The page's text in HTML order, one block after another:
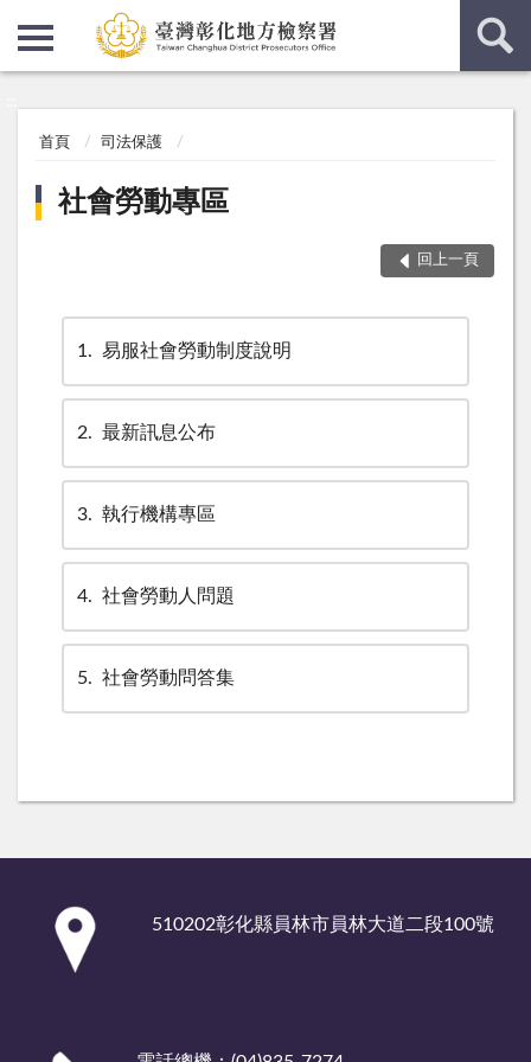
首頁 司法保護
社會勞動專區
回上一頁
1 易服社會勞動制度說明
2 最新訊息公布
3 執行機構專區
4 社會勞動人問題
5 社會勞動問答集
510202彰化縣員林市員林大道二段100號